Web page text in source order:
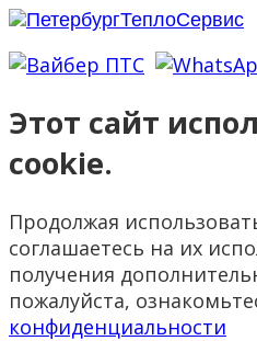
Этот сайт
cookie.
Продолжая
соглашаетесь на их
получения
пожалуйста,
конфиденциальности